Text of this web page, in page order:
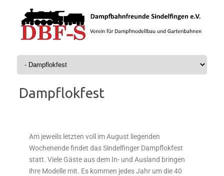
Zum Inhalt springen
Dampflokfest
Am jeweils letzten voll im August liegenden
Wochenende findet das Sindelfinger Dampflokfest
statt. Viele Gäste aus dem In- und Ausland bringen
ihre Modelle mit. Es kommen jedes Jahr um die 40